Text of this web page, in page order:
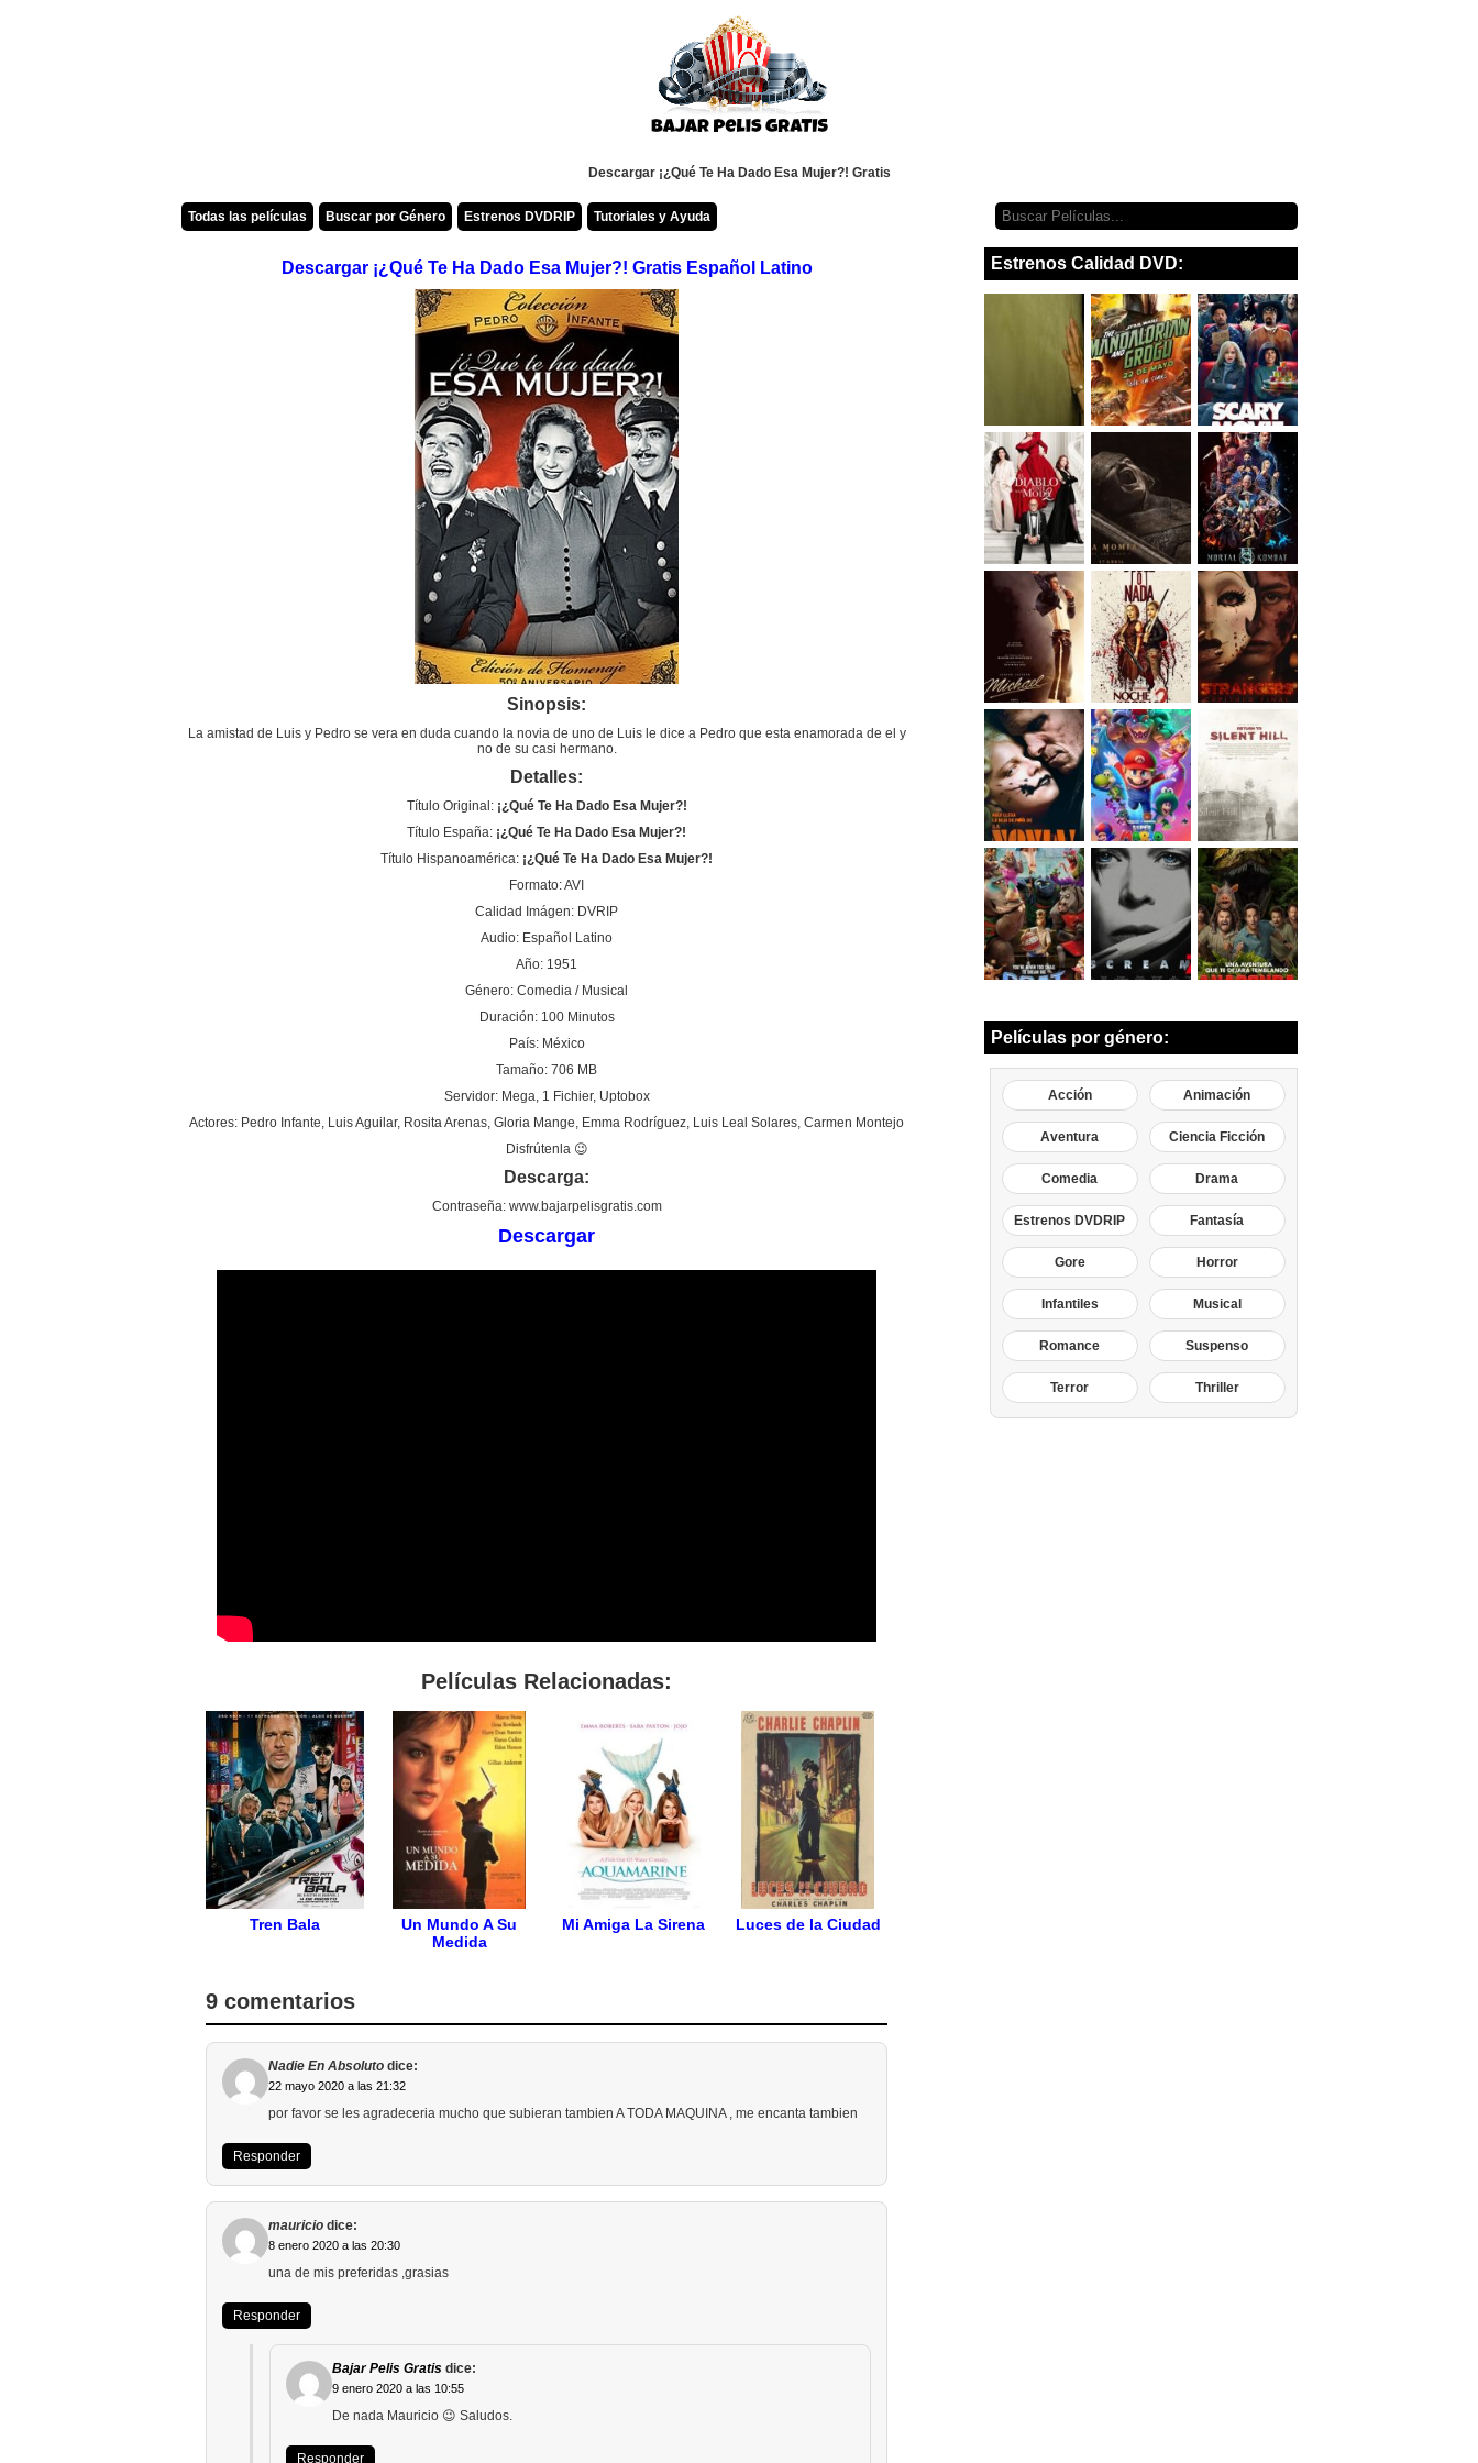
Descargar ¡¿Qué Te Ha Dado Esa Mujer?! Gratis
Todas las películas Buscar por Género Estrenos DVDRIP Tutoriales y Ayuda
Descargar ¡¿Qué Te Ha Dado Esa Mujer?! Gratis Español Latino
Sinopsis:
La amistad de Luis y Pedro se vera en duda cuando la novia de uno de Luis le dice a Pedro que esta enamorada de el y
no de su casi hermano.
Detalles:
Título Original: ¡¿Qué Te Ha Dado Esa Mujer?!
Título España: ¡¿Qué Te Ha Dado Esa Mujer?!
Título Hispanoamérica: ¡¿Qué Te Ha Dado Esa Mujer?!
Formato: AVI
Calidad Imágen: DVRIP
Audio: Español Latino
Año: 1951
Género: Comedia / Musical
Duración: 100 Minutos
País: México
Tamaño: 706 MB
Servidor: Mega, 1 Fichier, Uptobox
Actores: Pedro Infante, Luis Aguilar, Rosita Arenas, Gloria Mange, Emma Rodríguez, Luis Leal Solares, Carmen Montejo
Disfrútenla 😉
Descarga:
Contraseña: www.bajarpelisgratis.com
Descargar
Películas Relacionadas:
Tren Bala
Un Mundo A Su
Medida
Mi Amiga La Sirena Luces de la Ciudad
9 comentarios
Nadie En Absoluto dice:
22 mayo 2020 a las 21:32
por favor se les agradeceria mucho que subieran tambien A TODA MAQUINA , me encanta tambien
Responder
mauricio dice:
8 enero 2020 a las 20:30
una de mis preferidas ,grasias
Responder
Bajar Pelis Gratis dice:
9 enero 2020 a las 10:55
De nada Mauricio 😉 Saludos.
Responder
Estrenos Calidad DVD:
Películas por género:
Acción Animación
Aventura Ciencia Ficción
Comedia Drama
Estrenos DVDRIP Fantasía
Gore Horror
Infantiles Musical
Romance Suspenso
Terror Thriller